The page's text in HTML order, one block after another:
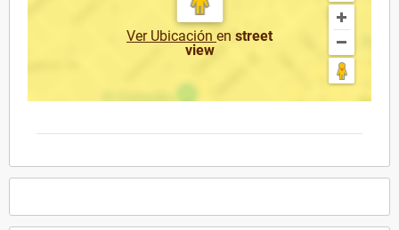
Ver Ubicación en street
view